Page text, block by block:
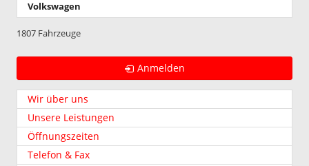
Volkswagen
1807 Fahrzeuge
Anmelden
Wir über uns
Unsere Leistungen
Öffnungszeiten
Telefon & Fax